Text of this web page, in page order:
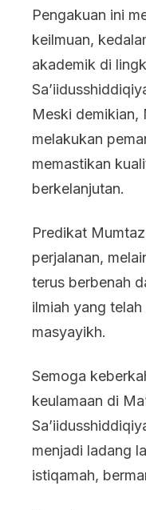
Pengakuan ini
keilmuan,
akademik di
Meski demikian,
melakukan
memastikan
berkelanjutan.
Predikat
perjalanan,
terus berbenah
ilmiah yang
masyayikh.
Semoga
keulamaan di
menjadi ladang
istiqamah,